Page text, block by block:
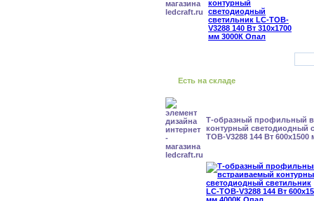
Есть на складе
Т-образный профильный
контурный светодиодный
TOB-V3288 144 Вт